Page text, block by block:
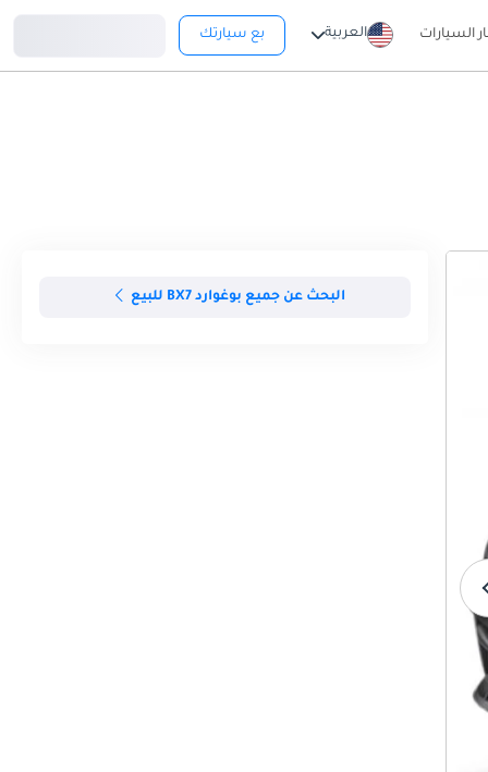
السيارات العربية بع سيارتك
البحث عن جميع بوغوارد BX7 للبيع